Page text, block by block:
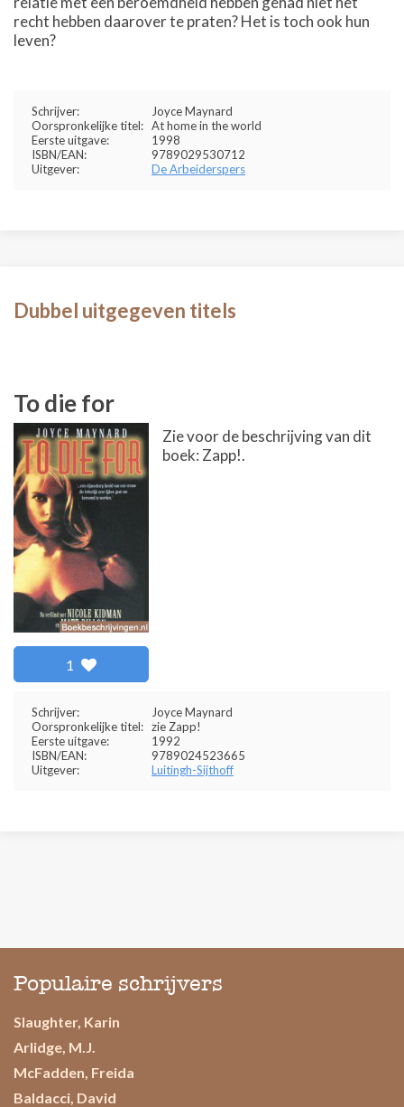
recht hebben daarover te praten? Het is toch ook hun
leven?
Schrijver:
Joyce Maynard
Oorspronkelijke titel: At home in the world
Eerste uitgave:
1998
ISBN/EAN:
9789029530712
Uitgever:
De Arbeiderspers
Dubbel uitgegeven titels
To die for
1
Zie voor de beschrijving van dit
boek: Zapp!.
Schrijver:
Joyce Maynard
Oorspronkelijke titel: zie Zapp!
Eerste uitgave:
1992
ISBN/EAN:
9789024523665
Uitgever:
Luitingh-Sijthoff
Populaire schrijvers
Slaughter, Karin
Arlidge, M.J.
McFadden, Freida
Baldacci, David